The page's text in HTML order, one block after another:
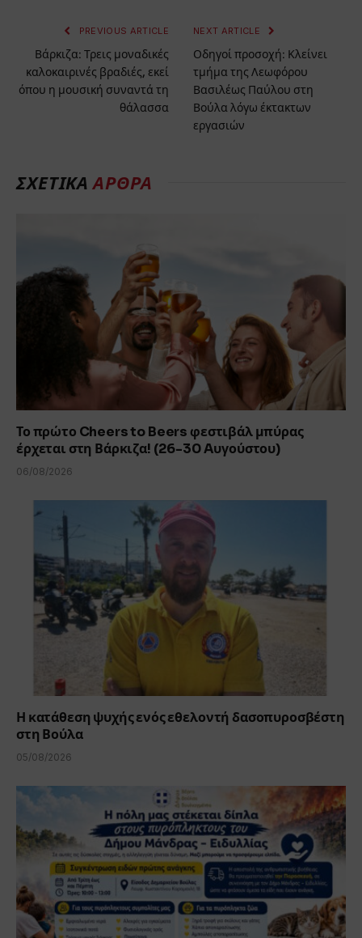
PREVIOUS ARTICLE
Βάρκιζα: Τρεις μοναδικές
καλοκαιρινές βραδιές, εκεί
όπου η μουσική συναντά τη
θάλασσα
NEXT ARTICLE
Οδηγοί προσοχή: Κλείνει
τμήμα της Λεωφόρου
Βασιλέως Παύλου στη
Βούλα λόγω έκτακτων
εργασιών
ΣΧΕΤΙΚΑΑΡΘΡΑ
Το πρώτο Cheers to Beers φεστιβάλ μπύρας
έρχεται στη Βάρκιζα! (26-30 Aυγούστου)
06/08/2026
Η κατάθεση ψυχής ενός εθελοντή δασοπυροσβέστη
στη Βούλα
05/08/2026